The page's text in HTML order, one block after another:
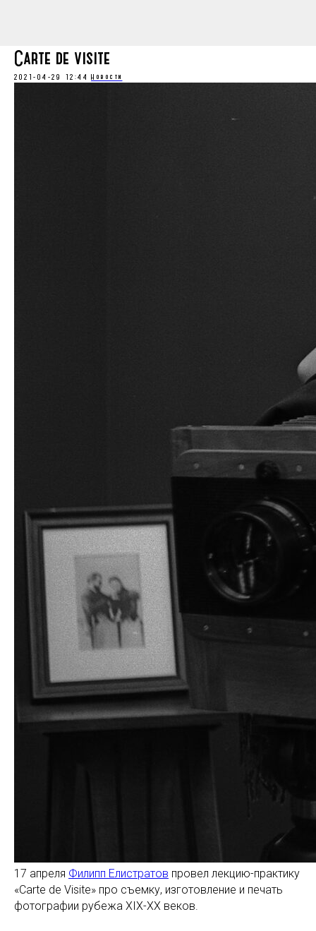
Carte de visite
2021-04-29 12:44 Новости
17 апреля Филипп Елистратов провел лекцию-практику
«Сarte de Visite» про съемку, изготовление и печать
фотографии рубежа XIX-XX веков.